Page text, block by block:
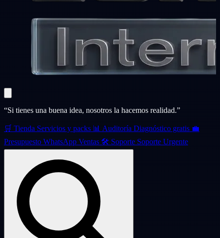
“Si tienes una buena idea, nosotros la hacemos realidad.”
🛒 Tienda Servicios y packs 📊 Auditoría Diagnóstico gratis 💼
Presupuesto WhatsApp Ventas 🛠️ Soporte Soporte Urgente